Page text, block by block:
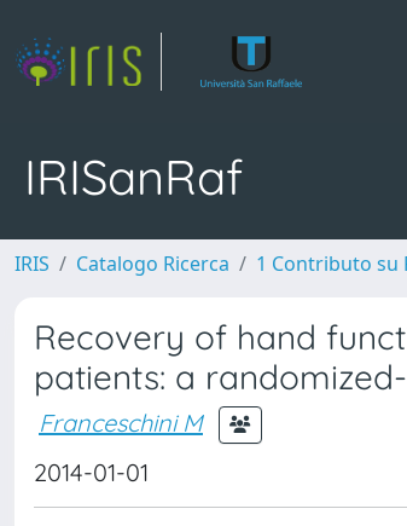
IRISanRaf
IRIS Catalogo Ricerca 1 Contributo su
Recovery of hand
patients: a
Franceschini M
2014-01-01